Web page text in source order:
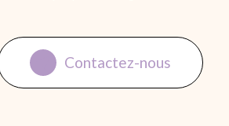
Contactez-nous